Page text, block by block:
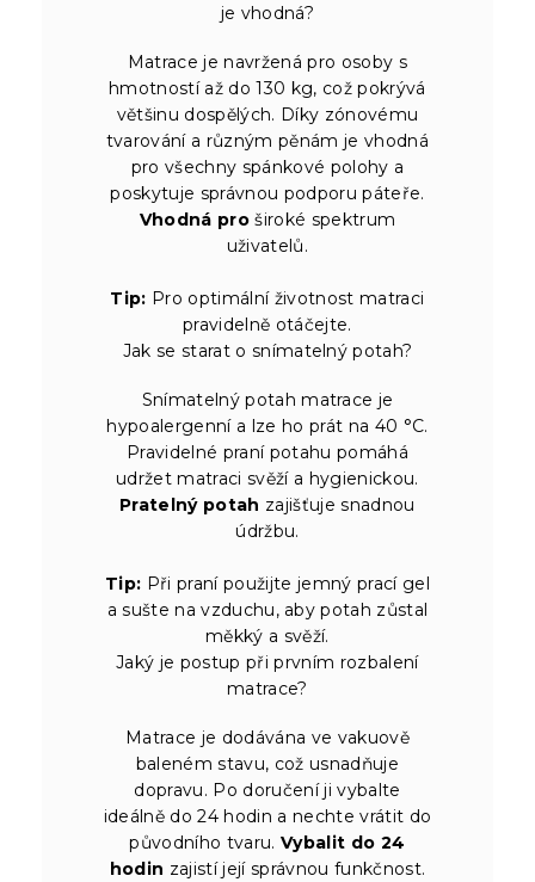
je vhodná?
Matrace je navržená pro osoby s
hmotností až do 130 kg, což pokrývá
většinu dospělých. Díky zónovému
tvarování a různým pěnám je vhodná
pro všechny spánkové polohy a
poskytuje správnou podporu páteře.
Vhodná pro široké spektrum
uživatelů.
Tip: Pro optimální životnost matraci
pravidelně otáčejte.
Jak se starat o snímatelný potah?
Snímatelný potah matrace je
hypoalergenní a lze ho prát na 40 °C.
Pravidelné praní potahu pomáhá
udržet matraci svěží a hygienickou.
Pratelný potah zajišťuje snadnou
údržbu.
Tip: Při praní použijte jemný prací gel
a sušte na vzduchu, aby potah zůstal
měkký a svěží.
Jaký je postup při prvním rozbalení
matrace?
Matrace je dodávána ve vakuově
baleném stavu, což usnadňuje
dopravu. Po doručení ji vybalte
ideálně do 24 hodin a nechte vrátit do
původního tvaru.Vybalit do 24
hodin zajistí její správnou funkčnost.